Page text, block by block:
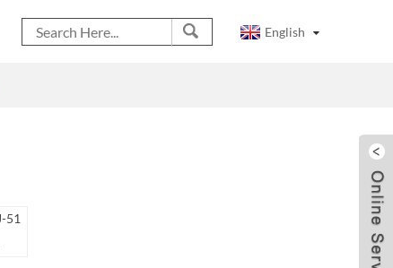
English